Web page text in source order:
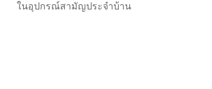
ในอุปกรณ์สามัญประจำบ้าน